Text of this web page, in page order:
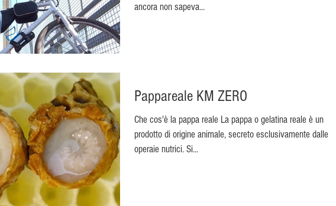
ancora non sapeva...
Pappareale KM ZERO
Che cos'è la pappa reale La pappa o gelatina reale è un
prodotto di origine animale, secreto esclusivamente dalle api
operaie nutrici. Si...